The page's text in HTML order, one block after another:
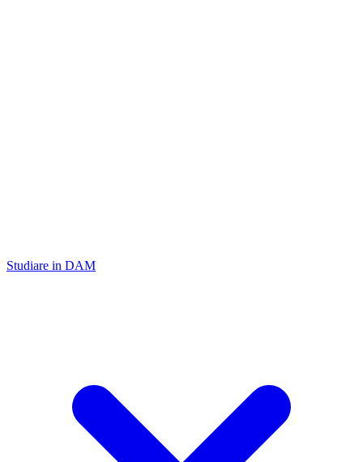
Studiare in DAM